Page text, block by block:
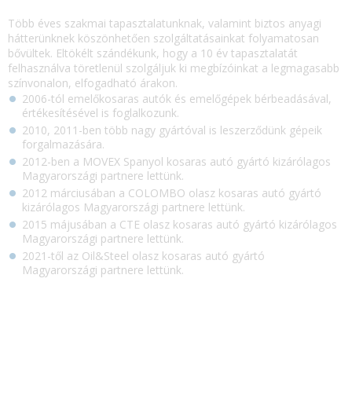
Több éves szakmai tapasztalatunknak, valamint biztos anyagi
hátterünknek köszönhetően szolgáltatásainkat folyamatosan
bővültek. Eltökélt szándékunk, hogy a 10 év tapasztalatát
felhasználva töretlenül szolgáljuk ki megbízóinkat a legmagasabb
színvonalon, elfogadható árakon.
2006-tól emelőkosaras autók és emelőgépek bérbeadásával,
értékesítésével is foglalkozunk.
2010, 2011-ben több nagy gyártóval is leszerződünk gépeik
forgalmazására.
2012-ben a MOVEX Spanyol kosaras autó gyártó kizárólagos
Magyarországi partnere lettünk.
2012 márciusában a COLOMBO olasz kosaras autó gyártó
kizárólagos Magyarországi partnere lettünk.
2015 májusában a CTE olasz kosaras autó gyártó kizárólagos
Magyarországi partnere lettünk.
2021-től az Oil&Steel olasz kosaras autó gyártó
Magyarországi partnere lettünk.